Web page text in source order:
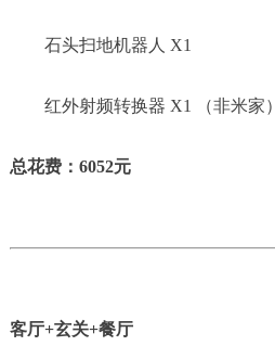
石头扫地机器人 X1
红外射频转换器 X1 （非米家）
总花费：6052元
客厅+玄关+餐厅